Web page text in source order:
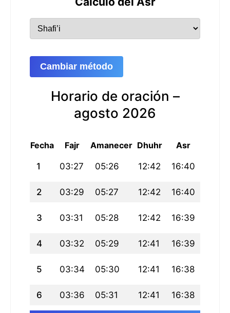
Cambiar método
Horario de oración –
agosto 2026
Fecha Fajr Amanecer Dhuhr Asr
1 03:27 05:26 12:42 16:40
2 03:29 05:27 12:42 16:40
3 03:31 05:28 12:42 16:39
4 03:32 05:29 12:41 16:39
5 03:34 05:30 12:41 16:38
6 03:36 05:31 12:41 16:38